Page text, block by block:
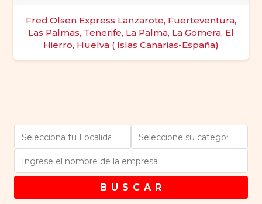
Fred.Olsen Express Lanzarote, Fuerteventura,
Las Palmas, Tenerife, La Palma, La Gomera, El
Hierro, Huelva ( Islas Canarias-España)
B U S C A R